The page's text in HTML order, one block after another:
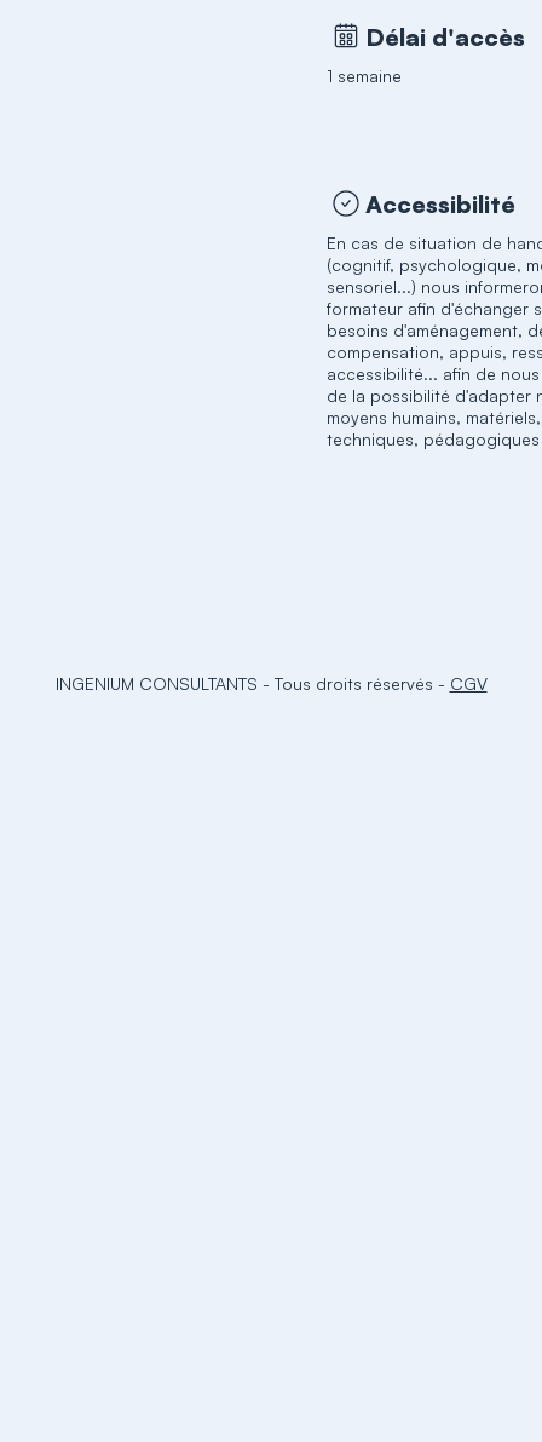
Délai d'accès
1 semaine
Accessibilité
En cas de situation de
(cognitif, psychologique,
sensoriel...) nous
formateur afin d'échanger
besoins d'aménagement,
compensation, appuis,
accessibilité... afin de
de la possibilité d'adapter
moyens humains, matériels,
techniques, pédagogiques
INGENIUM CONSULTANTS - Tous droits réservés - CGV